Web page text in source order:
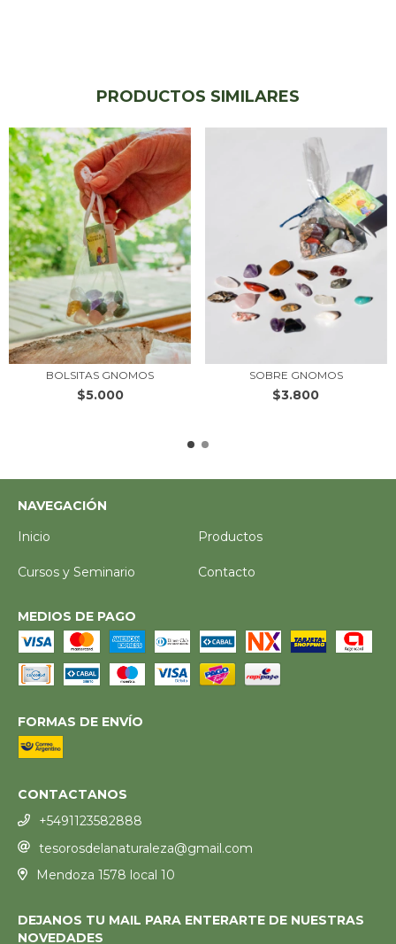
PRODUCTOS SIMILARES
BOLSITAS GNOMOS
$5.000
SOBRE GNOMOS
$3.800
NAVEGACIÓN
Inicio
Productos
Cursos y Seminario Contacto
MEDIOS DE PAGO
FORMAS DE ENVÍO
CONTACTANOS
+5491123582888
tesorosdelanaturaleza@gmail.com
Mendoza 1578 local 10
DEJANOS TU MAIL PARA ENTERARTE DE NUESTRAS
NOVEDADES